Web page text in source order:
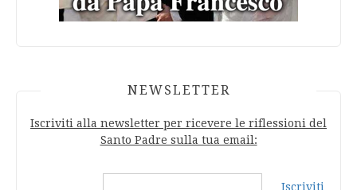
NEWSLETTER
Iscriviti alla newsletter per ricevere le riflessioni del
Santo Padre sulla tua email:
Iscriviti